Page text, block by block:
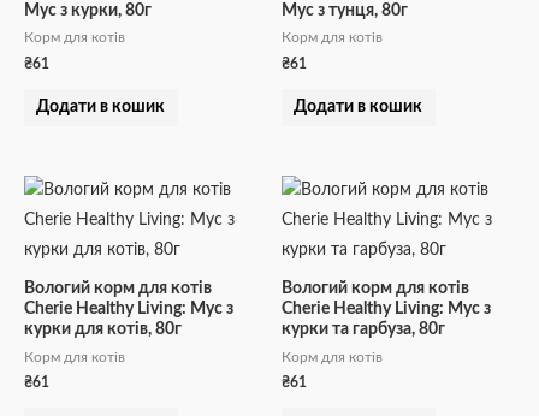
Мус з курки, 80г
Корм для котів
₴61
Додати в кошик
Мус з тунця, 80г
Корм для котів
₴61
Додати в кошик
Вологий корм для котів
Cherie Healthy Living: Мус з
курки для котів, 80г
Корм для котів
₴61
Вологий корм для котів
Cherie Healthy Living: Мус з
курки та гарбуза, 80г
Корм для котів
₴61